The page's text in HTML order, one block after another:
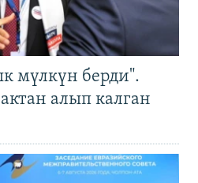
мүлкүн берди".
алып калган